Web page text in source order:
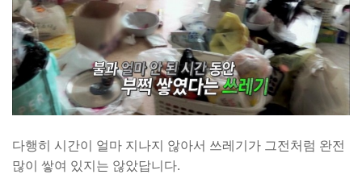
다행히 시간이 얼마 지나지 않아서 쓰레기가 그전처럼 완전
많이 쌓여 있지는 않았답니다.